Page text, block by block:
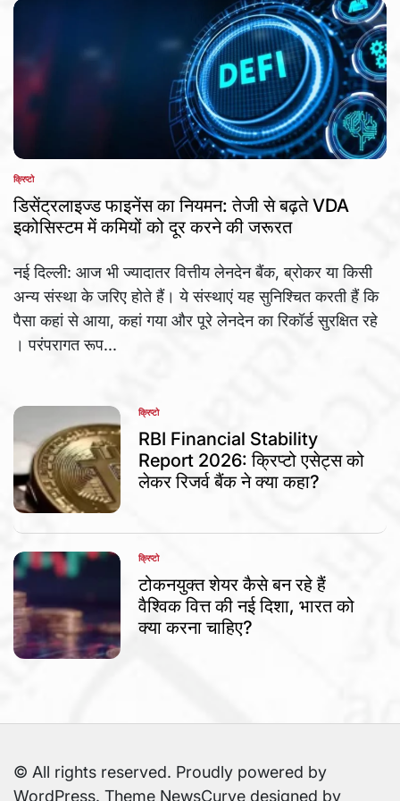
POSTED
IN
क्रिप्टो
डिसेंट्रलाइज्ड फाइनेंस का नियमन: तेजी से बढ़ते VDA
इकोसिस्टम में कमियों को दूर करने की जरूरत
नई दिल्ली: आज भी ज्यादातर वित्तीय लेनदेन बैंक, ब्रोकर या किसी
अन्य संस्था के जरिए होते हैं। ये संस्थाएं यह सुनिश्चित करती हैं कि
पैसा कहां से आया, कहां गया और पूरे लेनदेन का रिकॉर्ड सुरक्षित रहे
। परंपरागत रूप...
POSTED
IN
क्रिप्टो
RBI Financial Stability
Report 2026: क्रिप्टो एसेट्स को
लेकर रिजर्व बैंक ने क्या कहा?
POSTED
IN
क्रिप्टो
टोकनयुक्त शेयर कैसे बन रहे हैं
वैश्विक वित्त की नई दिशा, भारत को
क्या करना चाहिए?
© All rights reserved. Proudly powered by
WordPress. Theme NewsCurve designed by